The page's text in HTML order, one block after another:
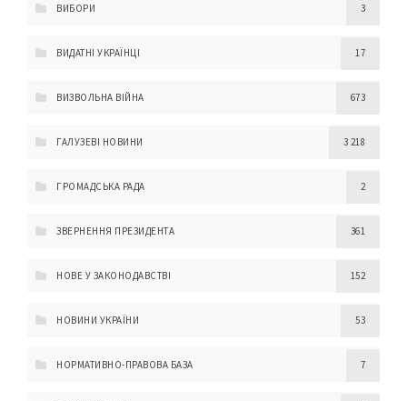
ВИБОРИ 3
ВИДАТНІ УКРАЇНЦІ 17
ВИЗВОЛЬНА ВІЙНА 673
ГАЛУЗЕВІ НОВИНИ 3 218
ГРОМАДСЬКА РАДА 2
ЗВЕРНЕННЯ ПРЕЗИДЕНТА 361
НОВЕ У ЗАКОНОДАВСТВІ 152
НОВИНИ УКРАЇНИ 53
НОРМАТИВНО-ПРАВОВА БАЗА 7